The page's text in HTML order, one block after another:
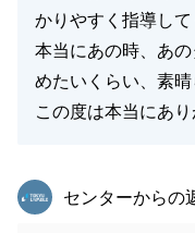
かりやすく指導して
本当にあの時、あ
めたいくらい、素晴
この度は本当にあ
東急リバブル
センターからの